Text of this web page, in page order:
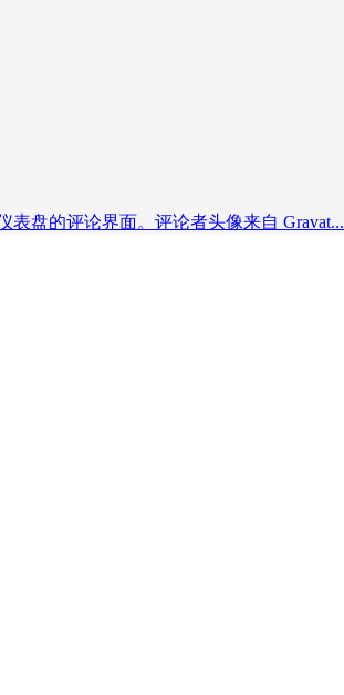
盘的评论界面。评论者头像来自 Gravat...